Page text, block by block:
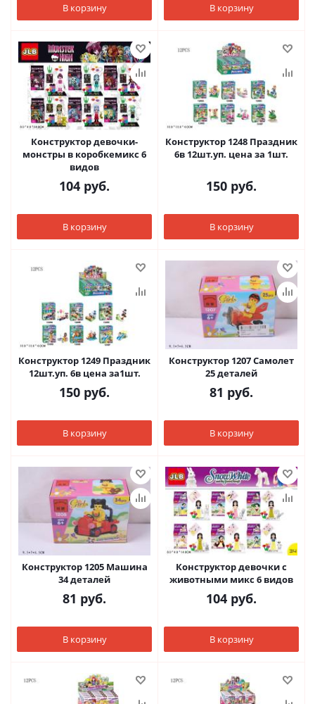
В корзину В корзину
Конструктор девочки-
монстры в коробкемикс 6
видов
104 руб.
В корзину
Конструктор 1248 Праздник
6в 12шт.уп. цена за 1шт.
150 руб.
В корзину
Конструктор 1249 Праздник
12шт.уп. 6в цена за1шт.
150 руб.
В корзину
Конструктор 1207 Самолет
25 деталей
81 руб.
В корзину
Конструктор 1205 Машина
34 деталей
81 руб.
В корзину
Конструктор девочки с
животными микс 6 видов
104 руб.
В корзину